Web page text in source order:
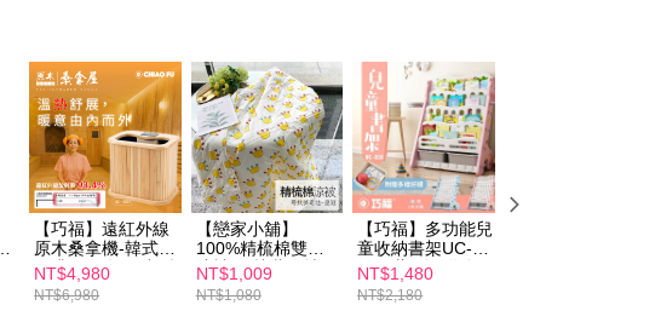
（例：予約商品や商品到着日が比較的遅い商品）。そのため、商品到着
の有無に関わらず、AFTEEで指定された期限内にお支払いください。
二、支払い限度額
1.初回 AFTEEを ご利用の際に、認証結果及び当社の審査の結果に基づ
き、限度額が設定されます。
2.決済金額は最低NT$20です。
3.現在、台湾の会員のみご利用いただけます。
三、利用規約「AFTEE代金後払い」（以下当サービスという）はネット
プロテクションズ（以下 AFTEE という）が提供し、AFTEEが代金を徴収
します。当サービスご利用の際に提供しなければならない個人情報（注
7-11付款取貨
配送毎にNT$100、NT$600以上で送料無料
付款後7-11取貨
配送毎にNT$100、NT$600以上で送料無料
宅配
配送毎にNT$100、NT$600以上で送料無料
【巧福】遠紅外線
原木桑拿機-韓式赭
石升級款 輕便小型
UC-856
NT$4,980
NT$6,980
【戀家小舖】
100%精梳棉雙人
涼被-尋找夢奇地-
皇冠
NT$1,009
NT$1,080
【巧福】多功能兒
童收納書架UC-
016(藍/粉) 附籃
框、掛勾
NT$1,480
NT$2,180